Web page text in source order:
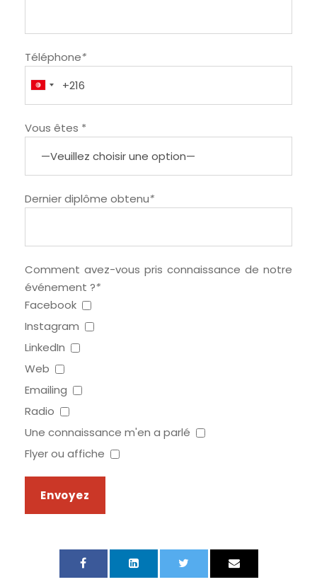
Téléphone*
Vous êtes *
Dernier diplôme obtenu*
Comment avez-vous pris connaissance de notre
événement ?*
Facebook
Instagram
LinkedIn
Web
Emailing
Radio
Une connaissance m'en a parlé
Flyer ou affiche